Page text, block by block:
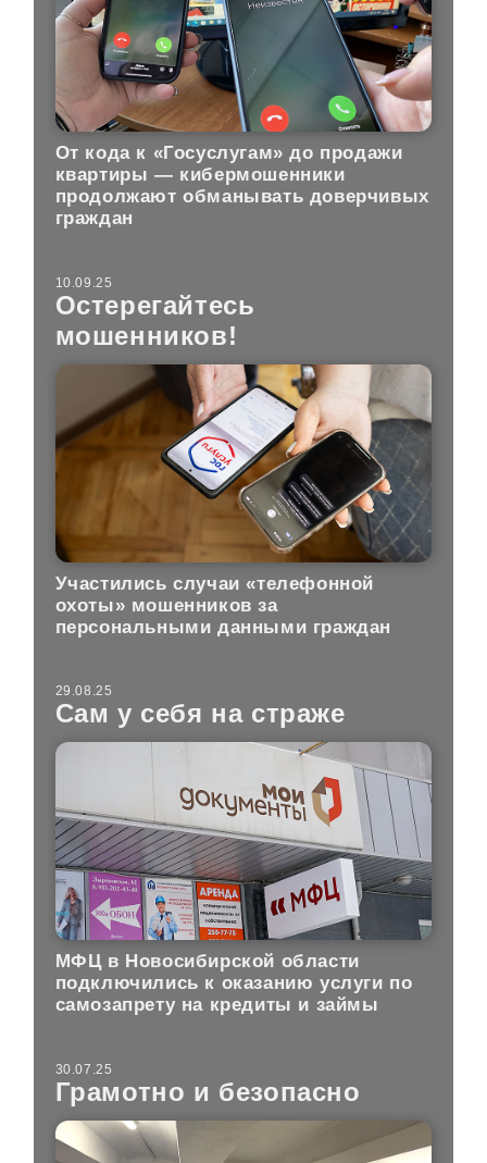
От кода к «Госуслугам» до продажи
квартиры — кибермошенники
продолжают обманывать доверчивых
граждан
10.09.25
Остерегайтесь
мошенников!
Участились случаи «телефонной
охоты» мошенников за
персональными данными граждан
29.08.25
Сам у себя на страже
МФЦ в Новосибирской области
подключились к оказанию услуги по
самозапрету на кредиты и займы
30.07.25
Грамотно и безопасно